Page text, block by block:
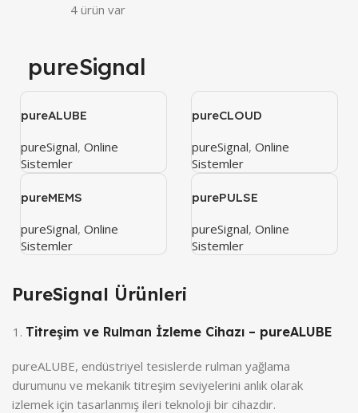
4 ürün var
pureSignal
pureALUBE
pureSignal, Online
Sistemler
pureCLOUD
pureSignal, Online
Sistemler
pureMEMS
pureSignal, Online
Sistemler
purePULSE
pureSignal, Online
Sistemler
PureSignal Ürünleri
Titreşim ve Rulman İzleme Cihazı – pureALUBE
pureALUBE, endüstriyel tesislerde rulman yağlama
durumunu ve mekanik titreşim seviyelerini anlık olarak
izlemek için tasarlanmış ileri teknoloji bir cihazdır.